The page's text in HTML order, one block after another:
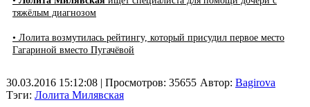
тяжёлым диагнозом
• Лолита возмутилась рейтингу, который присудил первое место
Гагариной вместо Пугачёвой
30.03.2016 15:12:08 | Просмотров: 35655
Тэги: Лолита Милявская
Автор: Bagirova